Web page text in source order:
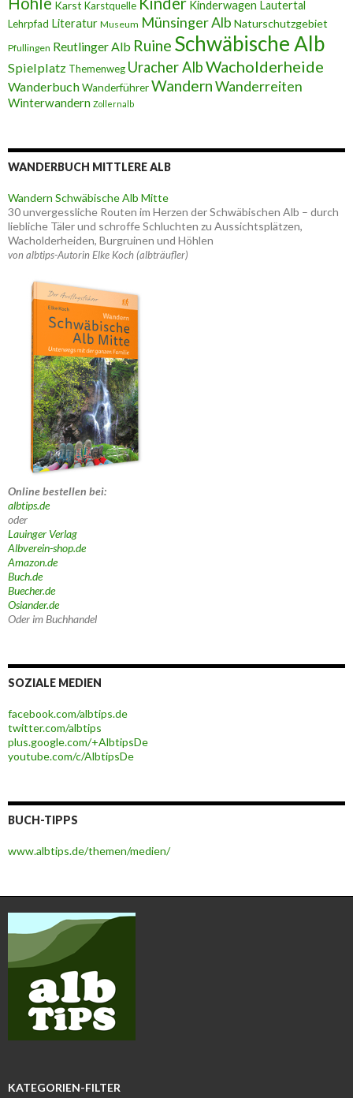
Karst Karstquelle Kinderwagen Lautertal
Lehrpfad Literatur Museum Münsinger Alb Naturschutzgebiet
Pfullingen Reutlinger Alb Ruine Schwäbische Alb
Spielplatz Themenweg Uracher AlbWacholderheide
WanderbuchWanderführerWandernWanderreiten
Winterwandern Zollernalb
WANDERBUCH MITTLERE ALB
Wandern Schwäbische Alb Mitte
30 unvergessliche Routen im Herzen der Schwäbischen Alb – durch
liebliche Täler und schroffe Schluchten zu Aussichtsplätzen,
Wacholderheiden, Burgruinen und Höhlen
von albtips-Autorin Elke Koch (albträufler)
Online bestellen bei:
albtips.de
oder
Lauinger Verlag
Albverein-shop.de
Amazon.de
Buch.de
Buecher.de
Osiander.de
Oder im Buchhandel
SOZIALE MEDIEN
facebook.com/albtips.de
twitter.com/albtips
plus.google.com/+AlbtipsDe
youtube.com/c/AlbtipsDe
BUCH-TIPPS
www.albtips.de/themen/medien/
KATEGORIEN-FILTER